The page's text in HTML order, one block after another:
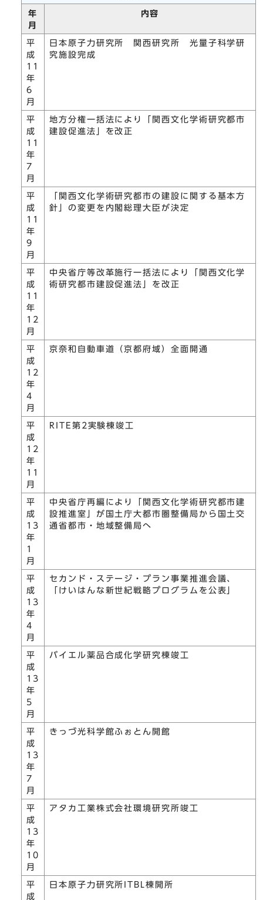
年
月
内容
平
成
11
年
6
月
日本原子力研究所 関西研究所 光量子科学研
究施設完成
平
成
11
年
7
月
地方分権一括法により「関西文化学術研究都市
建設促進法」を改正
平
成
11
年
9
月
「関西文化学術研究都市の建設に関する基本方
針」の変更を内閣総理大臣が決定
平
成
11
年
12
月
中央省庁等改革施行一括法により「関西文化学
術研究都市建設促進法」を改正
平
成
12
年
4
月
京奈和自動車道（京都府域）全面開通
平
成
12
年
11
月
RITE第2実験棟竣工
平
成
13
年
1
月
中央省庁再編により「関西文化学術研究都市建
設推進室」が国土庁大都市圏整備局から国土交
通省都市・地域整備局へ
平
成
13
年
4
月
セカンド・ステージ・プラン事業推進会議、
「けいはんな新世紀戦略プログラムを公表」
平
成
13
年
5
月
バイエル薬品合成化学研究棟竣工
平
成
13
年
7
月
きっづ光科学館ふぉとん開館
平
成
13
年
10
月
アタカ工業株式会社環境研究所竣工
平
成
日本原子力研究所ITBL棟開所